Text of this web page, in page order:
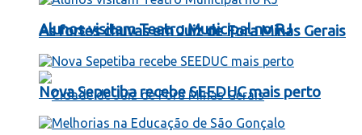
As fortes chuvas em Juiz de Fora Minas Gerais
Alunos visitam Teatro Municipal no RJ
Nova Sepetiba recebe SEEDUC mais perto